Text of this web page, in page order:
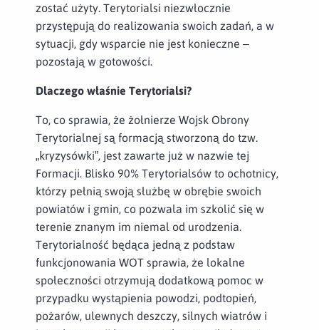
zostać użyty. Terytorialsi niezwłocznie
przystępują do realizowania swoich zadań, a w
sytuacji, gdy wsparcie nie jest konieczne –
pozostają w gotowości.
Dlaczego właśnie Terytorialsi?
To, co sprawia, że żołnierze Wojsk Obrony
Terytorialnej są formacją stworzoną do tzw.
„kryzysówki”, jest zawarte już w nazwie tej
Formacji. Blisko 90% Terytorialsów to ochotnicy,
którzy pełnią swoją służbę w obrębie swoich
powiatów i gmin, co pozwala im szkolić się w
terenie znanym im niemal od urodzenia.
Terytorialność będąca jedną z podstaw
funkcjonowania WOT sprawia, że lokalne
społeczności otrzymują dodatkową pomoc w
przypadku wystąpienia powodzi, podtopień,
pożarów, ulewnych deszczy, silnych wiatrów i